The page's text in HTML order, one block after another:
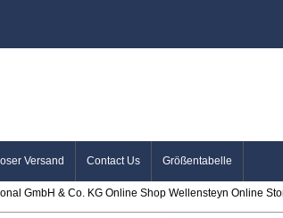
Versand Contact Us Größentabelle
GmbH & Co. KG Online Shop Wellensteyn Online